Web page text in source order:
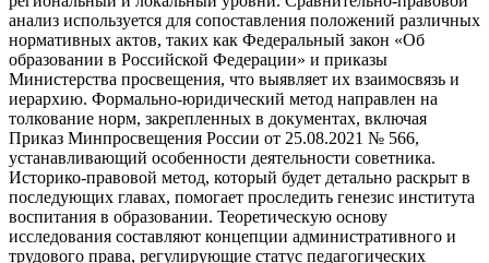
анализ используется для сопоставления положений различных
нормативных актов, таких как Федеральный закон «Об
образовании в Российской Федерации» и приказы
Министерства просвещения, что выявляет их взаимосвязь и
иерархию. Формально-юридический метод направлен на
толкование норм, закрепленных в документах, включая
Приказ Минпросвещения России от 25.08.2021 № 566,
устанавливающий особенности деятельности советника.
Историко-правовой метод, который будет детально раскрыт в
последующих главах, помогает проследить генезис института
воспитания в образовании. Теоретическую основу
исследования составляют концепции административного и
трудового права, регулирующие статус педагогических